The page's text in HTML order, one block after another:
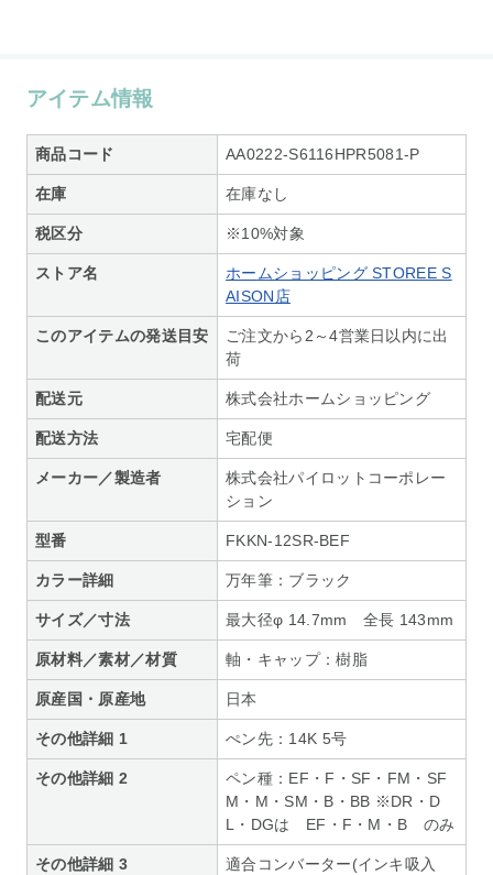
アイテム情報
商品コード AA0222-S6116HPR5081-P
在庫 在庫なし
税区分 ※10%対象
ストア名
ホームショッピング STOREE S
AISON店
このアイテムの発送目安
ご注文から2～4営業日以内に出
荷
配送元 株式会社ホームショッピング
配送方法 宅配便
メーカー／製造者
株式会社パイロットコーポレー
ション
型番 FKKN-12SR-BEF
カラー詳細 万年筆：ブラック
サイズ／寸法 最大径φ 14.7mm 全長 143mm
原材料／素材／材質 軸・キャップ：樹脂
原産国・原産地 日本
その他詳細 1 ぺン先：14K 5号
その他詳細 2
ペン種：EF・F・SF・FM・SF
M・M・SM・B・BB ※DR・D
L・DGは EF・F・M・B のみ
その他詳細 3
適合コンバーター(インキ吸入